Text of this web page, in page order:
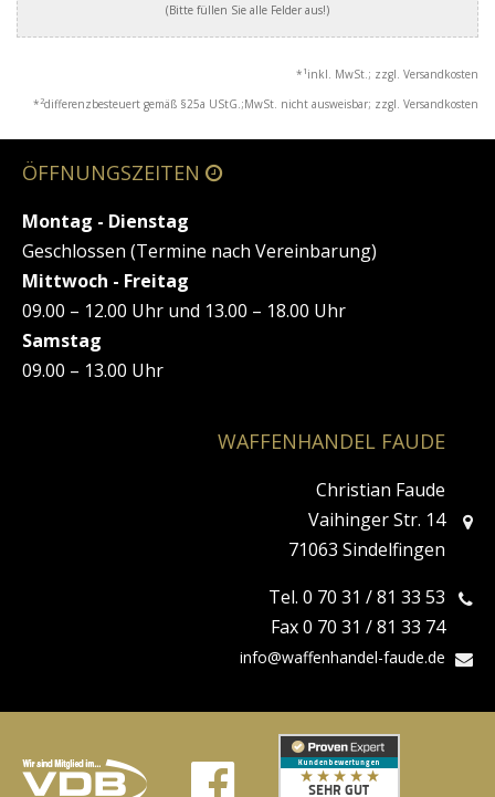
(Bitte füllen Sie alle Felder aus!)
* 1 inkl. MwSt.; zzgl. Versandkosten
*2differenzbesteuert gemäß §25a UStG.;MwSt. nicht ausweisbar; zzgl. Versandkosten
ÖFFNUNGSZEITEN
Montag - Dienstag
Geschlossen (Termine nach Vereinbarung)
Mittwoch - Freitag
09.00 – 12.00 Uhr und 13.00 – 18.00 Uhr
Samstag
09.00 – 13.00 Uhr
WAFFENHANDEL FAUDE
Christian Faude
Vaihinger Str. 14
71063 Sindelfingen
Tel. 0 70 31 / 81 33 53
Fax 0 70 31 / 81 33 74
info@waffenhandel-faude.de